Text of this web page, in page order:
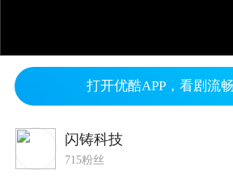
打开优酷APP，看剧流
闪铸科技
715粉丝